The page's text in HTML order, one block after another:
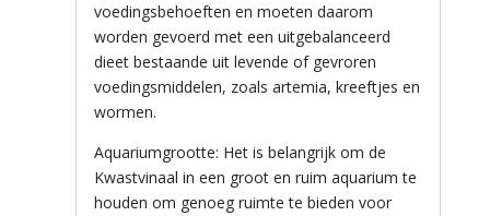
voedingsbehoeften en moeten daarom
worden gevoerd met een uitgebalanceerd
dieet bestaande uit levende of gevroren
voedingsmiddelen, zoals artemia, kreeftjes en
wormen.
Aquariumgrootte: Het is belangrijk om de
Kwastvinaal in een groot en ruim aquarium te
houden om genoeg ruimte te bieden voor